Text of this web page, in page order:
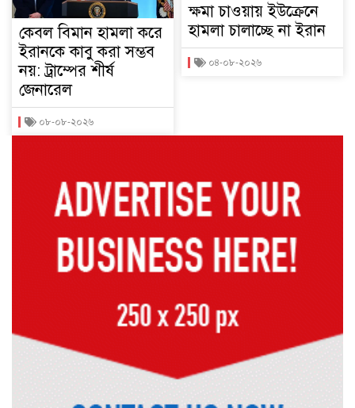
কেবল বিমান হামলা করে
ইরানকে কাবু করা সম্ভব
নয়: ট্রাম্পের শীর্ষ
জেনারেল
০৮-০৮-২০২৬
ক্ষমা চাওয়ায় ইউক্রেনে
হামলা চালাচ্ছে না ইরান
০৪-০৮-২০২৬